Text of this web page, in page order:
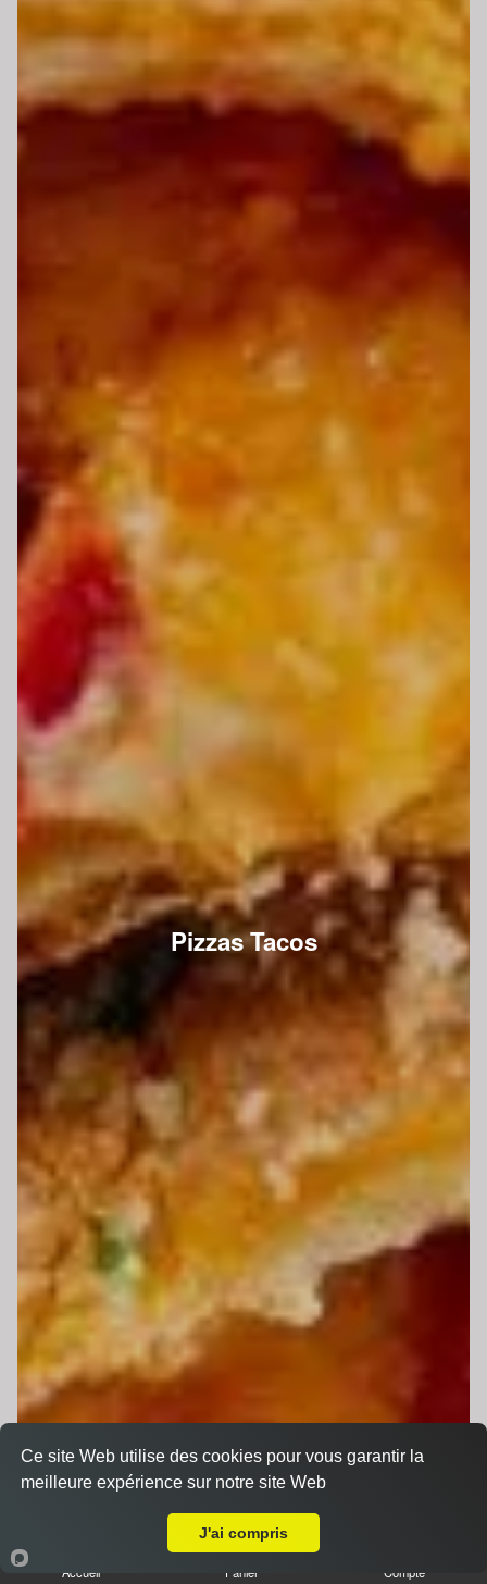
Pizzas Tacos
Accueil Panier Compte
Ce site Web utilise des cookies pour vous garantir la
meilleure expérience sur notre site Web
J'ai compris